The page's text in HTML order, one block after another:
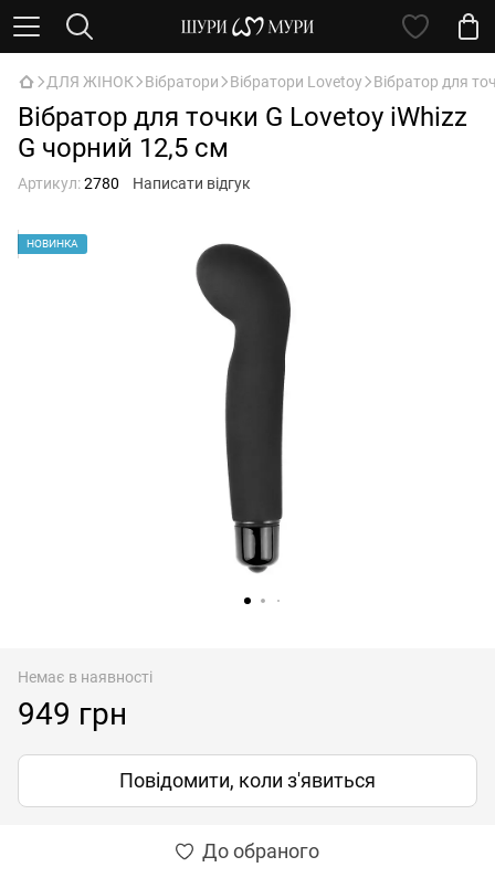
ДЛЯ ЖІНОК Вібратори Вібратори Lovetoy Вібратор для
Вібратор для точки G Lovetoy iWhizz
G чорний 12,5 см
Артикул:2780 Написати відгук
НОВИНКА
Немає в наявності
949 грн
Повідомити, коли з'явиться
До обраного